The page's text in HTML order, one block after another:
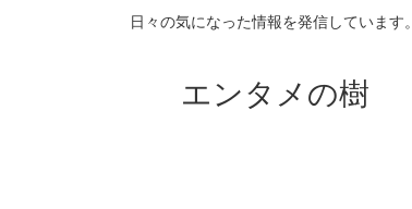
日々の気になった情報を発信しています。
エンタメの樹